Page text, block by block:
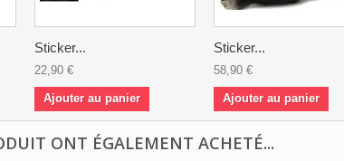
Sticker...
22,90 €
Ajouter au panier
Sticker...
58,90 €
Ajouter au panier
ONT ÉGALEMENT ACHETÉ...